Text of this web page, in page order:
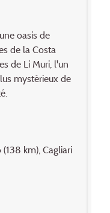
oasis de
de la Costa
de Li Muri, l'un
mystérieux de
km), Cagliari